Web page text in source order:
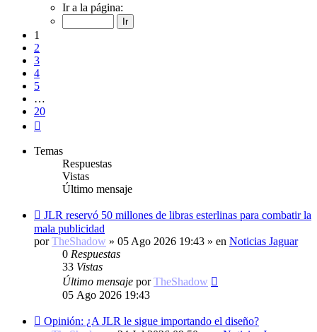
Ir a la página:
1
2
3
4
5
…
20
Temas
Respuestas
Vistas
Último mensaje
Nuevo
mensaje
JLR reservó 50 millones de libras esterlinas para combatir la
mala publicidad
porTheShadow » 05 Ago 2026 19:43 » en Noticias Jaguar
0 Respuestas
33 Vistas
Último mensaje porTheShadow
05 Ago 2026 19:43
Nuevo
Opinión: ¿A JLR le sigue importando el diseño?